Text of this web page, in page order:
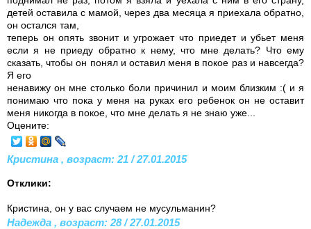
детей оставила с мамой, через два месяца я приехала обратно,
он остался там,
теперь он опять звонит и угрожает что приедет и убьет меня
если я не приеду обратно к нему, что мне делать? Что ему
сказать, чтобы он понял и оставил меня в покое раз и навсегда?
Я его
ненавижу он мне столько боли причинил и моим близким :( и я
понимаю что пока у меня на руках его ребенок он не оставит
меня никогда в покое, что мне делать я не знаю уже...
Оцените:
Кристина , возраст: 21 / 27.01.2015
Отклики:
Кристина, он у вас случаем не мусульманин?
Надежда , возраст: 28 / 27.01.2015